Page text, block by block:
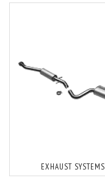
EXHAUST SYSTEMS